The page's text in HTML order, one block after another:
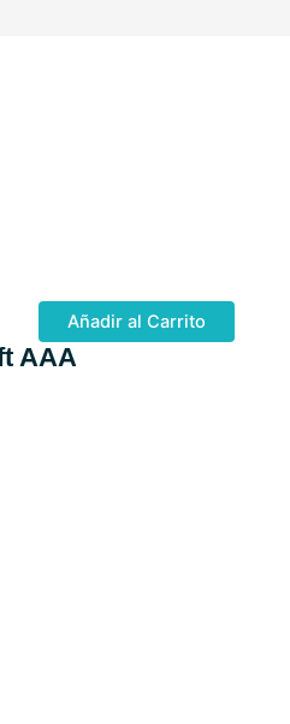
Añadir al Carrito
AAA